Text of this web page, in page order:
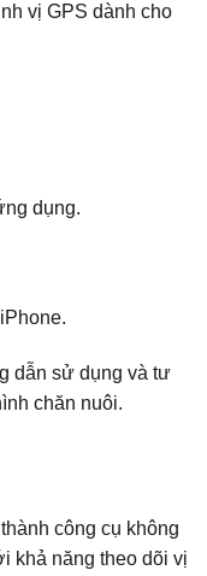
vị GPS dành cho
dụng.
dẫn sử dụng và tư
chăn nuôi.
công cụ không
khả năng theo dõi vị